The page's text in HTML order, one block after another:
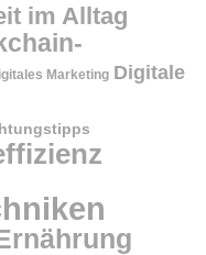
im Alltag
Marketing Digitale